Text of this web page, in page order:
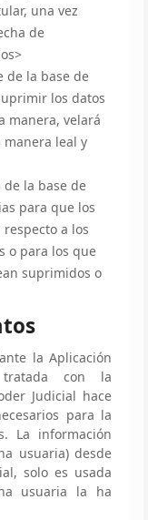
una vez
de
de la base de
los datos
manera, velará
manera leal y
de la base de
para que los
a los
o para los que
suprimidos o
la Aplicación
con la
Judicial hace
para la
La información
usuaria) desde
solo es usada
usuaria la ha